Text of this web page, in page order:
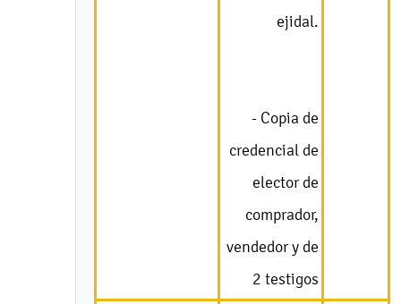
ejidal.
- Copia de
credencial de
elector de
comprador,
vendedor y de
2 testigos